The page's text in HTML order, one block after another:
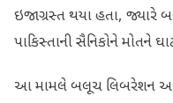
ઇજાગ્રસ્ત થયા હતા, જ્યારે
પાકિસ્તાની સૈનિકોને મોતને
આ મામલે બલૂચ લિબરેશન